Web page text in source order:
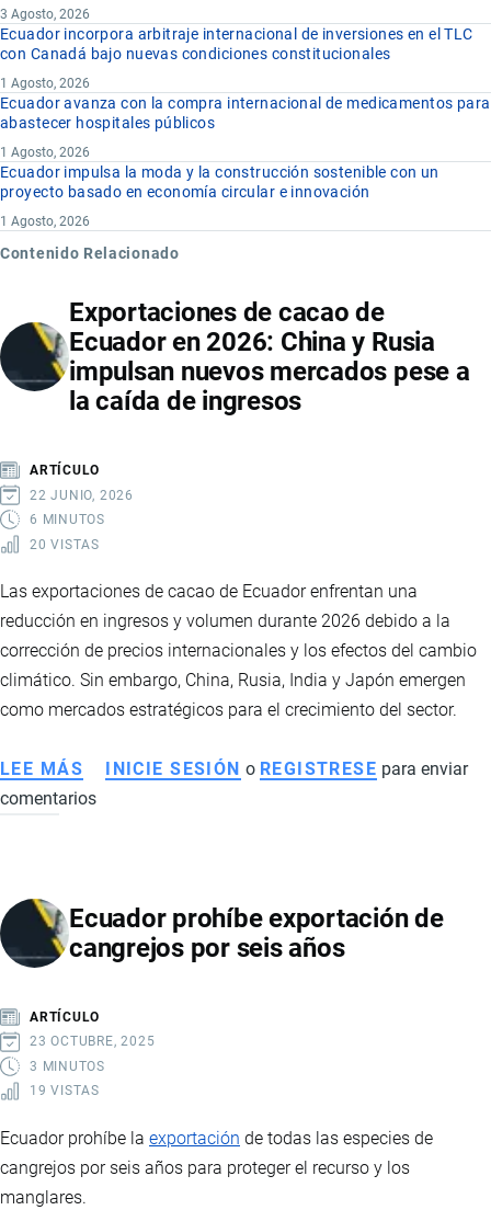
3 Agosto, 2026
Ecuador incorpora arbitraje internacional de inversiones en el TLC
con Canadá bajo nuevas condiciones constitucionales
1 Agosto, 2026
Ecuador avanza con la compra internacional de medicamentos para
abastecer hospitales públicos
1 Agosto, 2026
Ecuador impulsa la moda y la construcción sostenible con un
proyecto basado en economía circular e innovación
1 Agosto, 2026
Contenido Relacionado
Exportaciones de cacao de
Ecuador en 2026: China y Rusia
impulsan nuevos mercados pese a
la caída de ingresos
ARTÍCULO
22 JUNIO, 2026
6 MINUTOS
20 VISTAS
Las exportaciones de cacao de Ecuador enfrentan una
reducción en ingresos y volumen durante 2026 debido a la
corrección de precios internacionales y los efectos del cambio
climático. Sin embargo, China, Rusia, India y Japón emergen
como mercados estratégicos para el crecimiento del sector.
LEE MÁS SOBRE
EXPORTACIONES
ECUADOR
EN
Y
RUSIA
IMPULSAN
MERCADOS
INICIE SESIÓN o REGISTRESE para enviar
comentarios
Ecuador prohíbe exportación de
cangrejos por seis años
ARTÍCULO
23 OCTUBRE, 2025
3 MINUTOS
19 VISTAS
Ecuador prohíbe la exportación de todas las especies de
cangrejos por seis años para proteger el recurso y los
manglares.